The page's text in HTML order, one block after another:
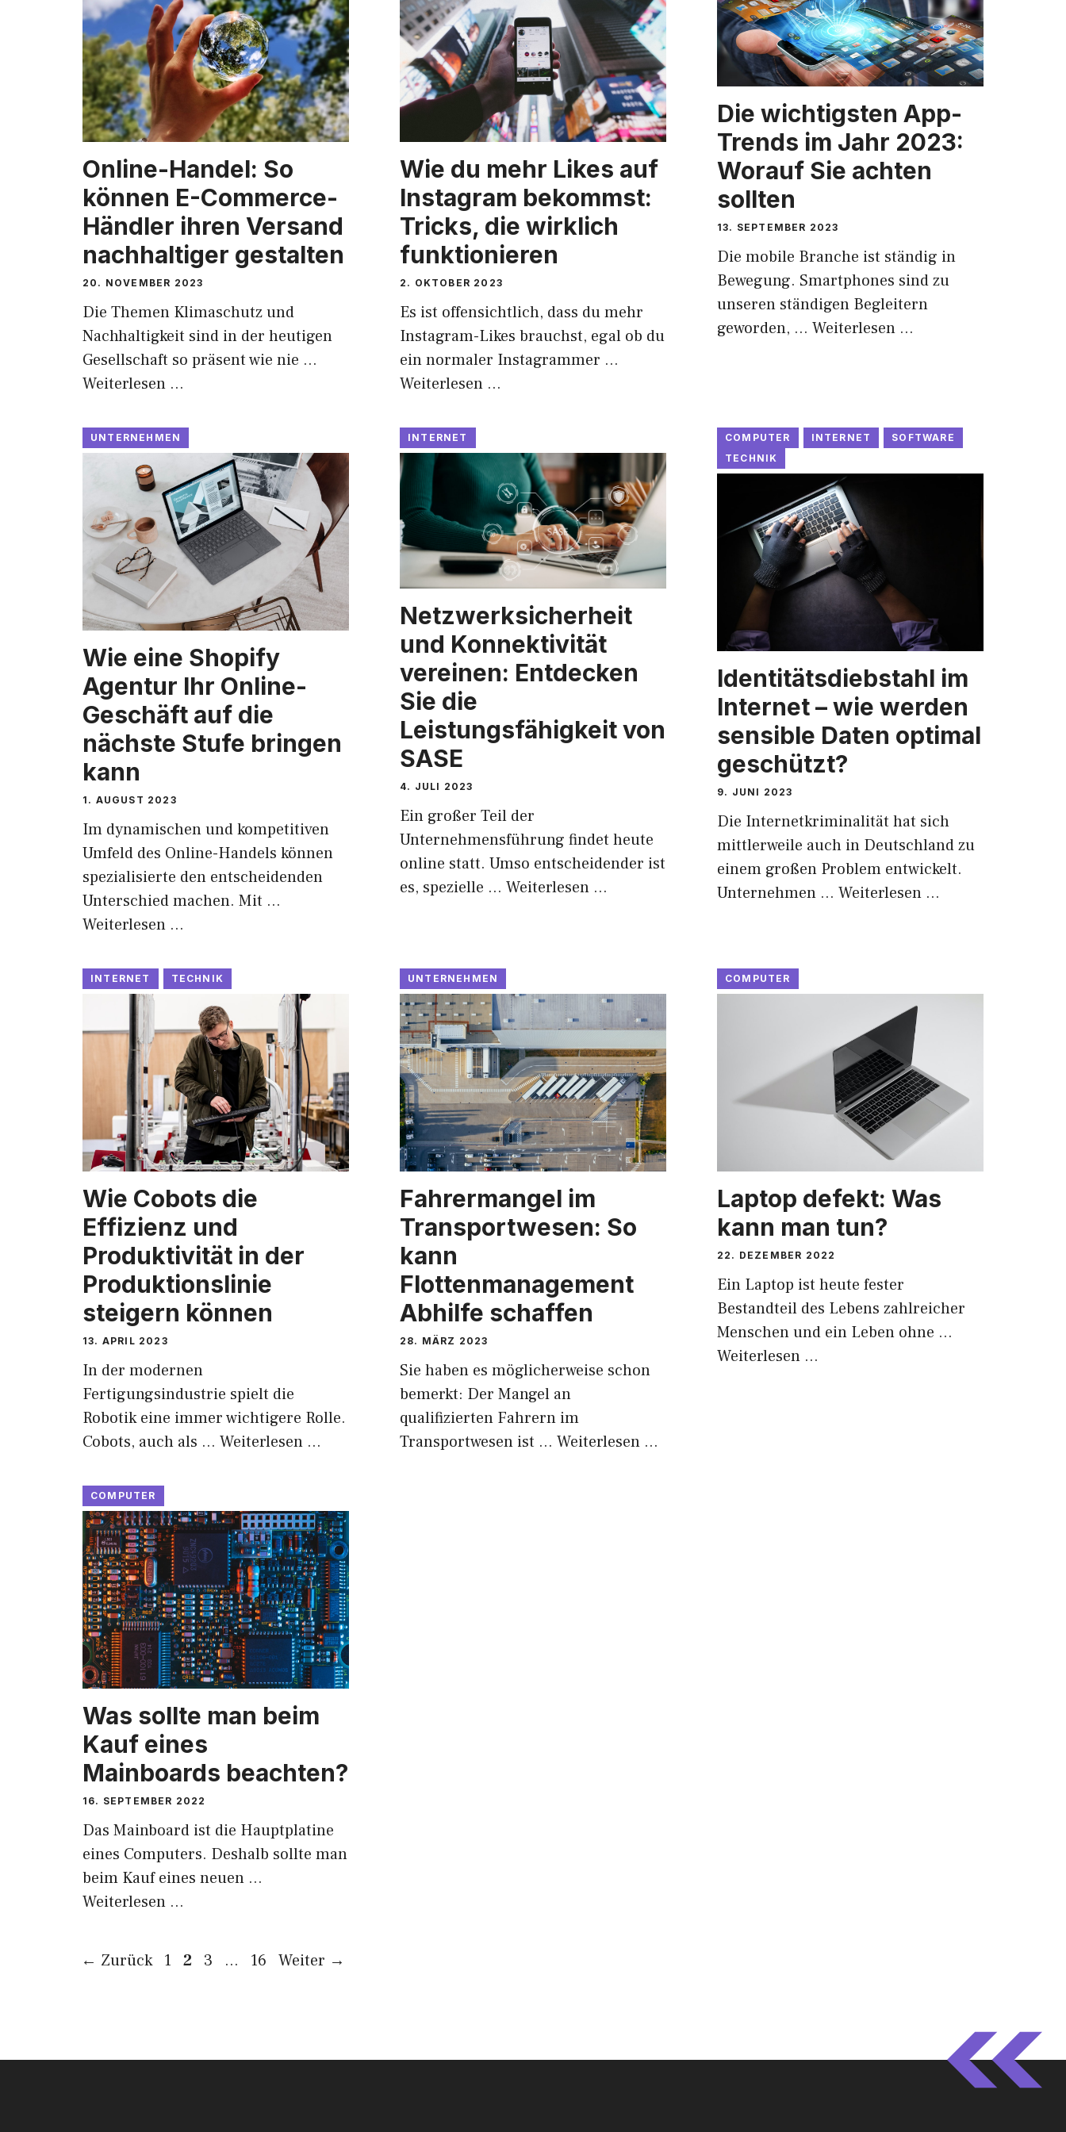
Online-Handel: So
können E-Commerce-
Händler ihren Versand
nachhaltiger gestalten
20. NOVEMBER 2023
Die Themen Klimaschutz und
Nachhaltigkeit sind in der heutigen
Gesellschaft so präsent wie nie …
Weiterlesen …
Wie du mehr Likes auf
Instagram bekommst:
Tricks, die wirklich
funktionieren
2. OKTOBER 2023
Es ist offensichtlich, dass du mehr
Instagram-Likes brauchst, egal ob du
ein normaler Instagrammer …
Weiterlesen …
Die wichtigsten App-
Trends im Jahr 2023:
Worauf Sie achten
sollten
13. SEPTEMBER 2023
Die mobile Branche ist ständig in
Bewegung. Smartphones sind zu
unseren ständigen Begleitern
geworden, … Weiterlesen …
UNTERNEHMEN
Wie eine Shopify
Agentur Ihr Online-
Geschäft auf die
nächste Stufe bringen
kann
1. AUGUST 2023
Im dynamischen und kompetitiven
Umfeld des Online-Handels können
spezialisierte den entscheidenden
Unterschied machen. Mit …
Weiterlesen …
INTERNET
Netzwerksicherheit
und Konnektivität
vereinen: Entdecken
Sie die
Leistungsfähigkeit von
SASE
4. JULI 2023
Ein großer Teil der
Unternehmensführung findet heute
online statt. Umso entscheidender ist
es, spezielle … Weiterlesen …
COMPUTER INTERNET
SOFTWARE
TECHNIK
Identitätsdiebstahl im
Internet – wie werden
sensible Daten optimal
geschützt?
9. JUNI 2023
Die Internetkriminalität hat sich
mittlerweile auch in Deutschland zu
einem großen Problem entwickelt.
Unternehmen … Weiterlesen …
INTERNET TECHNIK
Wie Cobots die
Effizienz und
Produktivität in der
Produktionslinie
steigern können
13. APRIL 2023
In der modernen
Fertigungsindustrie spielt die
Robotik eine immer wichtigere Rolle.
Cobots, auch als … Weiterlesen …
UNTERNEHMEN
Fahrermangel im
Transportwesen: So
kann
Flottenmanagement
Abhilfe schaffen
28. MÄRZ 2023
Sie haben es möglicherweise schon
bemerkt: Der Mangel an
qualifizierten Fahrern im
Transportwesen ist … Weiterlesen …
COMPUTER
Laptop defekt: Was
kann man tun?
22. DEZEMBER 2022
Ein Laptop ist heute fester
Bestandteil des Lebens zahlreicher
Menschen und ein Leben ohne …
Weiterlesen …
COMPUTER
Was sollte man beim
Kauf eines
Mainboards beachten?
16. SEPTEMBER 2022
Das Mainboard ist die Hauptplatine
eines Computers. Deshalb sollte man
beim Kauf eines neuen …
Weiterlesen …
← Zurück Seite
1 Seite
2 Seite
3 … Seite
16 Weiter →